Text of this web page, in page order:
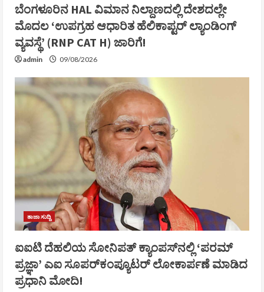
ಬೆಂಗಳೂರಿನ HAL ವಿಮಾನ ನಿಲ್ದಾಣದಲ್ಲಿ ದೇಶದಲ್ಲೇ
ಮೊದಲ ‘ಉಪಗ್ರಹ ಆಧಾರಿತ ಹೆಲಿಕಾಪ್ಟರ್ ಲ್ಯಾಂಡಿಂಗ್
ವ್ಯವಸ್ಥೆ’ (RNP CAT H) ಜಾರಿಗೆ!
admin 09/08/2026
ತಾಜಾ ಸುದ್ದಿ
ಐಐಟಿ ದೆಹಲಿಯ ಸೋನಿಪತ್ ಕ್ಯಾಂಪಸ್‌ನಲ್ಲಿ ‘ಪರಮ್
ಪ್ರಜ್ಞಾ’ ಎಐ ಸೂಪರ್‌ಕಂಪ್ಯೂಟರ್ ಲೋಕಾರ್ಪಣೆ ಮಾಡಿದ
ಪ್ರಧಾನಿ ಮೋದಿ!